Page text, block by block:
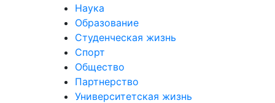
Наука
Образование
Студенческая жизнь
Спорт
Общество
Партнерство
Университетская жизнь